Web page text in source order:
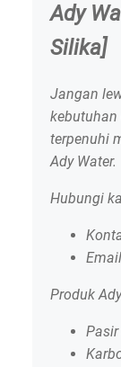
Ady
Silika]
Jangan
terpenuhi
Ady Water.
Hubungi
Produk